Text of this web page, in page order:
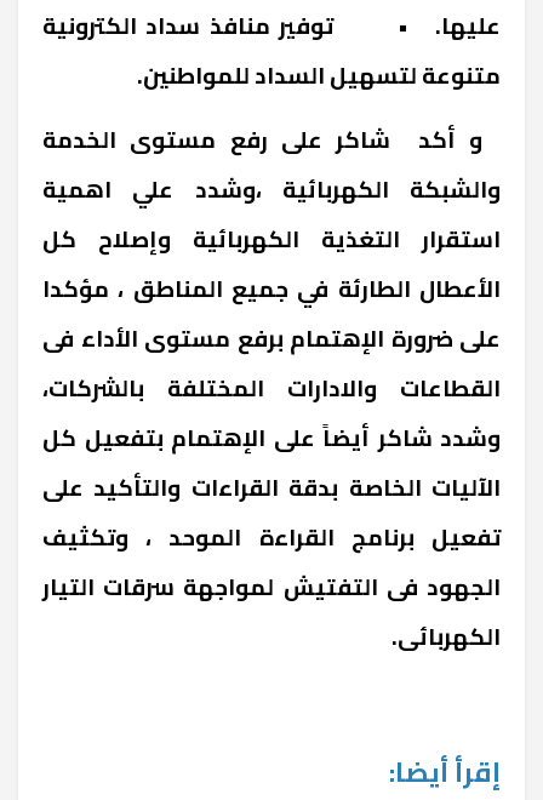
عليها. • توفير منافذ سداد الكترونية
متنوعة لتسهيل السداد للمواطنين.
و أكد شاكر على رفع مستوى الخدمة
والشبكة الكهربائية ،وشدد علي اهمية
استقرار التغذية الكهربائية وإصلاح كل
الأعطال الطارئة في جميع المناطق ، مؤكدا
على ضرورة الإهتمام برفع مستوى الأداء فى
القطاعات والادارات المختلفة بالشركات،
وشدد شاكر أيضاً على الإهتمام بتفعيل كل
الآليات الخاصة بدقة القراءات والتأكيد على
تفعيل برنامج القراءة الموحد ، وتكثيف
الجهود فى التفتيش لمواجهة سرقات التيار
الكهربائى.
إقرأ أيضا: